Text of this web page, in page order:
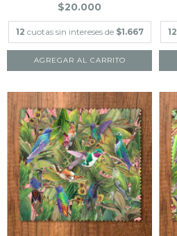
$20.000
12 cuotas sin intereses de $1.667 12